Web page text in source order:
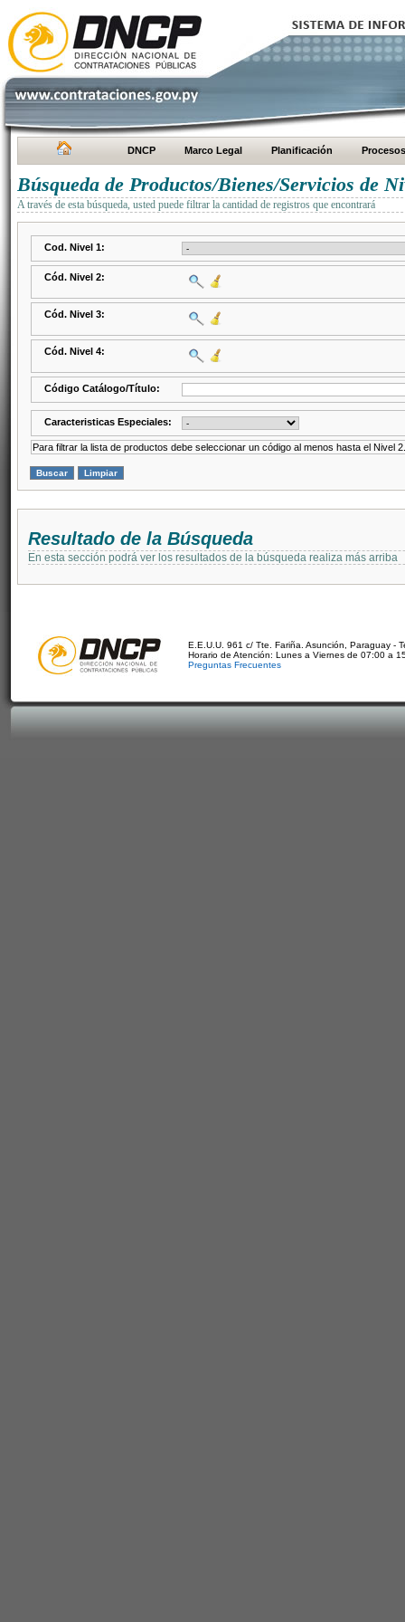
DNCP Marco Legal Planificación Procesos
Búsqueda de Productos/Bienes/Servicios de
A través de esta búsqueda, usted puede filtrar la cantidad de registros que encontrará
Cod. Nivel 1:
Cód. Nivel 2:
Cód. Nivel 3:
Cód. Nivel 4:
Código Catálogo/Título:
Caracteristicas Especiales:
Para filtrar la lista de productos debe seleccionar un código al menos hasta el Nivel 2.
Resultado de la Búsqueda
En esta sección podrá ver los resultados de la búsqueda realiza más arriba
E.E.U.U. 961 c/ Tte. Fariña. Asunción, Paraguay -
Horario de Atención: Lunes a Viernes de 07:00 a
Preguntas Frecuentes